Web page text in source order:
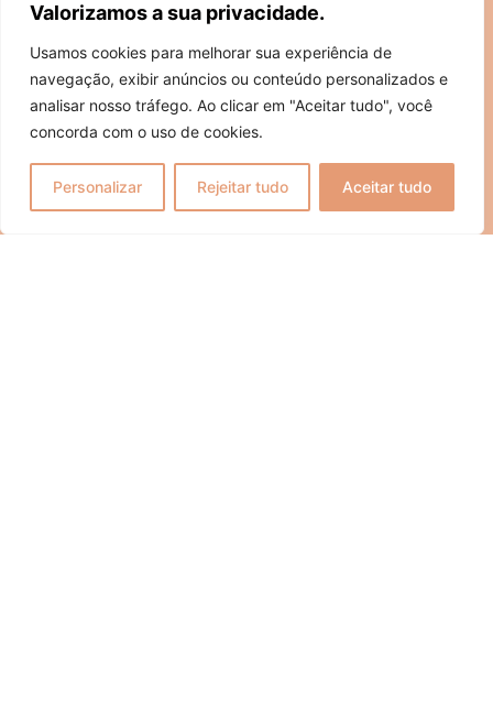
Valorizamos a sua privacidade.
Usamos cookies para melhorar sua experiência de
navegação, exibir anúncios ou conteúdo personalizados e
analisar nosso tráfego. Ao clicar em "Aceitar tudo", você
concorda com o uso de cookies.
Personalizar Rejeitar tudo Aceitar tudo